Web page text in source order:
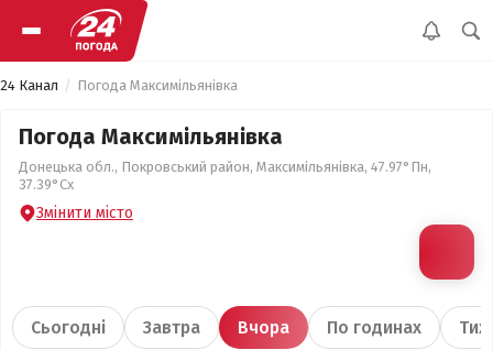
24 Канал Погода Максимільянівка
Погода Максимільянівка
Донецька обл., Покровський район, Максимільянівка, 47.97°Пн,
37.39°Сх
Змінити місто
Сьогодні Завтра Вчора По годинах